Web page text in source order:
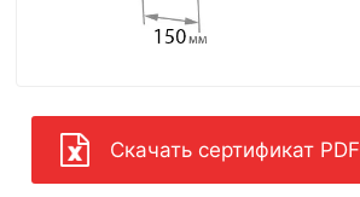
Скачать сертификат PDF